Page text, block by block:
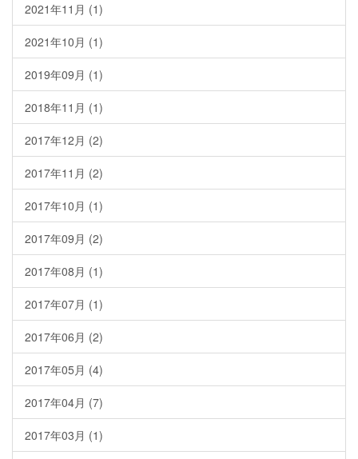
2021年11月 (1)
2021年10月 (1)
2019年09月 (1)
2018年11月 (1)
2017年12月 (2)
2017年11月 (2)
2017年10月 (1)
2017年09月 (2)
2017年08月 (1)
2017年07月 (1)
2017年06月 (2)
2017年05月 (4)
2017年04月 (7)
2017年03月 (1)